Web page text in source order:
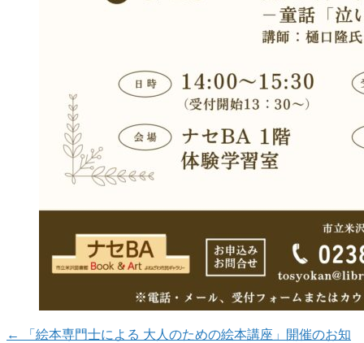
←
「絵本専門士による 大人のための絵本講座」開催のお知